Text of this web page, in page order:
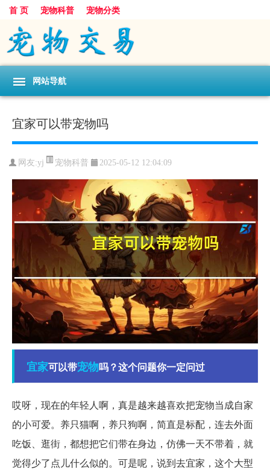
首 页 宠物科普 宠物分类
网站导航
宜家可以带宠物吗
网友:yj 宠物科普 2025-05-12 12:04:09
宜家可以带宠物吗？这个问题你一定问过
哎呀，现在的年轻人啊，真是越来越喜欢把宠物当成自家
的小可爱。养只猫啊，养只狗啊，简直是标配，连去外面
吃饭、逛街，都想把它们带在身边，仿佛一天不带着，就
觉得少了点儿什么似的。可是呢，说到去宜家，这个大型